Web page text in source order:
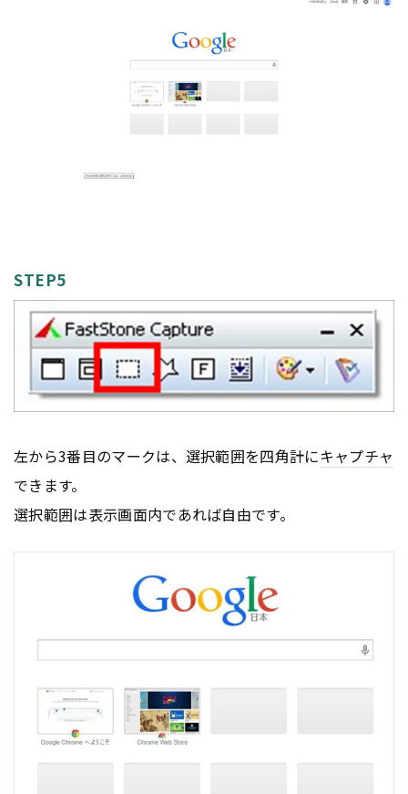
STEP5
左から3番目のマークは、選択範囲を四角計にキャプチャ
できます。
選択範囲は表示画面内であれば自由です。